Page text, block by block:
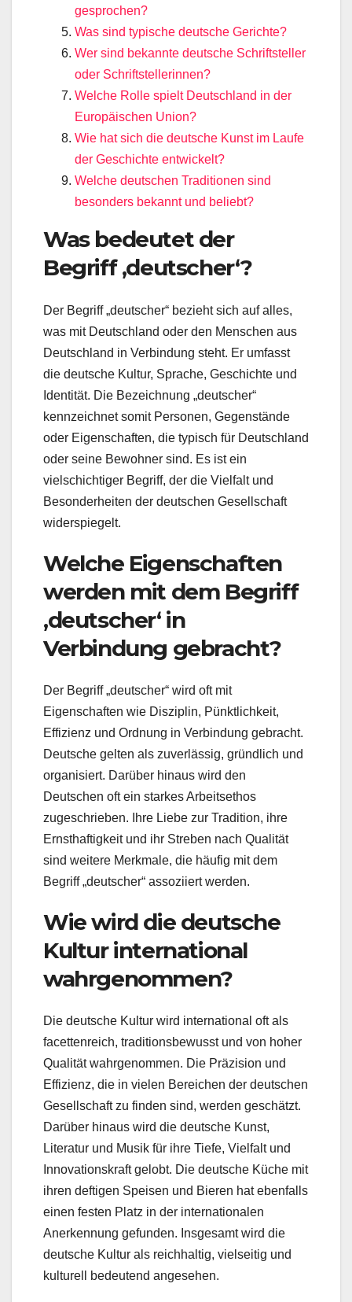
gesprochen?
Was sind typische deutsche Gerichte?
Wer sind bekannte deutsche Schriftsteller
oder Schriftstellerinnen?
Welche Rolle spielt Deutschland in der
Europäischen Union?
Wie hat sich die deutsche Kunst im Laufe
der Geschichte entwickelt?
Welche deutschen Traditionen sind
besonders bekannt und beliebt?
Was bedeutet der
Begriff ‚deutscher‘?
Der Begriff „deutscher“ bezieht sich auf alles,
was mit Deutschland oder den Menschen aus
Deutschland in Verbindung steht. Er umfasst
die deutsche Kultur, Sprache, Geschichte und
Identität. Die Bezeichnung „deutscher“
kennzeichnet somit Personen, Gegenstände
oder Eigenschaften, die typisch für Deutschland
oder seine Bewohner sind. Es ist ein
vielschichtiger Begriff, der die Vielfalt und
Besonderheiten der deutschen Gesellschaft
widerspiegelt.
Welche Eigenschaften
werden mit dem Begriff
‚deutscher‘ in
Verbindung gebracht?
Der Begriff „deutscher“ wird oft mit
Eigenschaften wie Disziplin, Pünktlichkeit,
Effizienz und Ordnung in Verbindung gebracht.
Deutsche gelten als zuverlässig, gründlich und
organisiert. Darüber hinaus wird den
Deutschen oft ein starkes Arbeitsethos
zugeschrieben. Ihre Liebe zur Tradition, ihre
Ernsthaftigkeit und ihr Streben nach Qualität
sind weitere Merkmale, die häufig mit dem
Begriff „deutscher“ assoziiert werden.
Wie wird die deutsche
Kultur international
wahrgenommen?
Die deutsche Kultur wird international oft als
facettenreich, traditionsbewusst und von hoher
Qualität wahrgenommen. Die Präzision und
Effizienz, die in vielen Bereichen der deutschen
Gesellschaft zu finden sind, werden geschätzt.
Darüber hinaus wird die deutsche Kunst,
Literatur und Musik für ihre Tiefe, Vielfalt und
Innovationskraft gelobt. Die deutsche Küche mit
ihren deftigen Speisen und Bieren hat ebenfalls
einen festen Platz in der internationalen
Anerkennung gefunden. Insgesamt wird die
deutsche Kultur als reichhaltig, vielseitig und
kulturell bedeutend angesehen.